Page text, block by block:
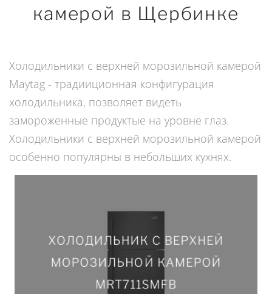
камерой в Щербинке
Холодильники с верхней морозильной камерой
Maytag - традииционная конфигурация
холодильника, позволяет видеть
замороженные продуктые на уровне глаз.
Холодильники с верхней морозильной камерой
особенно популярны в небольших кухнях.
ХОЛОДИЛЬНИК С ВЕРХНЕЙ
МОРОЗИЛЬНОЙ КАМЕРОЙ
MRT711SMFB
МОРОЗИЛЬНОЙ КАМЕРОЙ
MRT711SMFB